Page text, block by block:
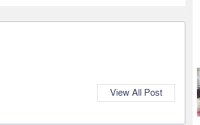
View All Post